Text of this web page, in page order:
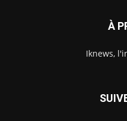
À
Iknews,